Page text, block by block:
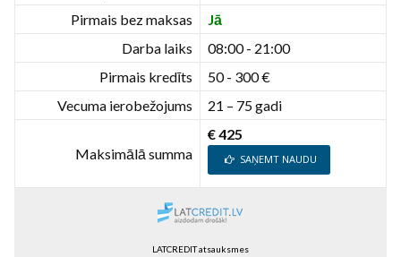
Pirmais bez maksas
Jā
Darba laiks
08:00 - 21:00
Pirmais kredīts
50 - 300 €
Vecuma ierobežojums
21 – 75 gadi
Maksimālā summa
€ 425
SAŅEMT NAUDU
LATCREDIT atsauksmes